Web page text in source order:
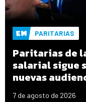
PARITARIAS
Paritarias de
salarial sigue
nuevas
7 de agosto de 2026